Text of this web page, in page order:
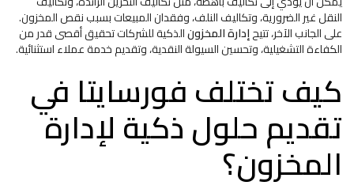
النقل غير الضرورية، وتكاليف النلف، وفقدان المبيعات بسبب نقص المخزون.
على الجانب الآخر، تتيحإدارة المخزونالذكية للشركات تحقيق أقصى قدر من
الكفاءة التشغيلية، وتحسين السيولة النقدية، وتقديم خدمة عملاء استثنائية.
كيف تختلف فورسايتا في
تقديم حلول ذكية لإدارة
المخزون؟